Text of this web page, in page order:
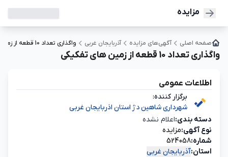
مزایده
صفحه اصلی آگهی‌های مزایده آذربایجان غربی واگذاری تعداد 10 قطعه از زمین های تفکیکی
واگذاری تعداد 10 قطعه از زمین های تفکیکی
اطلاعات عمومی
برگزار کننده:
شهرداری شاهین دژ استان اذربایجان غربی
دسته‌ بندی:اعلام نشده
نوع آگهی:مزایده
شماره:524058
استان:آذربایجان غربی